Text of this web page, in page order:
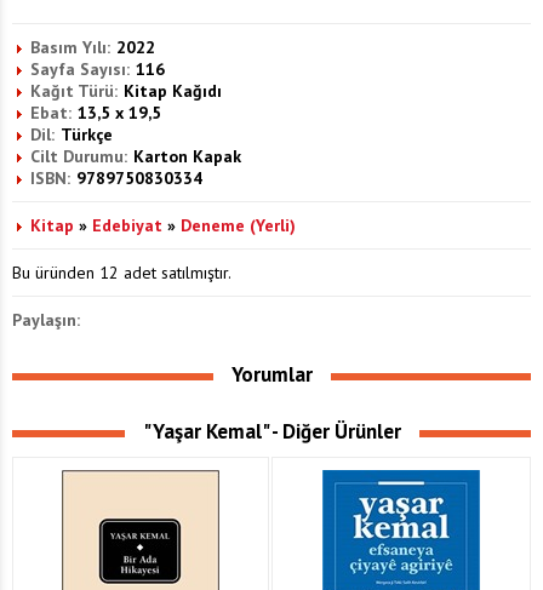
Basım Yılı: 2022
Sayfa Sayısı: 116
Kağıt Türü: Kitap Kağıdı
Ebat: 13,5 x 19,5
Dil: Türkçe
Cilt Durumu: Karton Kapak
ISBN: 9789750830334
Kitap » Edebiyat » Deneme (Yerli)
Bu üründen 12 adet satılmıştır.
Paylaşın:
Yorumlar
"Yaşar Kemal" - Diğer Ürünler